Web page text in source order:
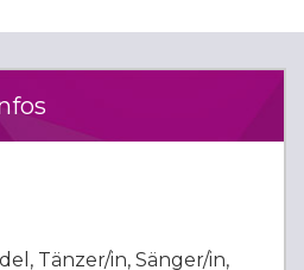
Tänzer/in, Sänger/in,